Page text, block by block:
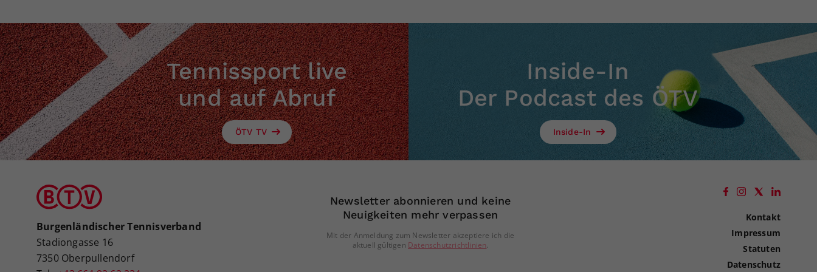
Tennissport live
und auf Abruf
ÖTV TV
Inside-In
Der Podcast des ÖTV
Inside-In
Burgenländischer Tennisverband
Stadiongasse 16
7350 Oberpullendorf
Newsletter abonnieren und keine
Neuigkeiten mehr verpassen
Mit der Anmeldung zum Newsletter akzeptiere ich die
aktuell gültigen Datenschutzrichtlinien.
Kontakt
Impressum
Statuten
Datenschutz
Webseiten-Betreiber dies eingestellt hat.